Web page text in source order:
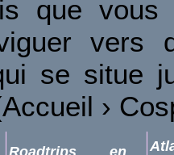
que vous
vers
se situe
›
Roadtrips en